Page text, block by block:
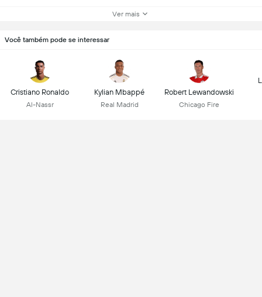
Ver mais
Você também pode se interessar
Cristiano Ronaldo
Al-Nassr
Kylian Mbappé
Real Madrid
Robert Lewandowski
Chicago Fire